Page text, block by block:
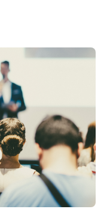
Ampio spazio
concrete. In
di Paolo Ganis,
che in otto anni ha
fondato su
visione
concreto di
scalare e
da un territorio e
e opportunità offerte
le condizioni perché
di crescita
Park intende
proprio ruolo a